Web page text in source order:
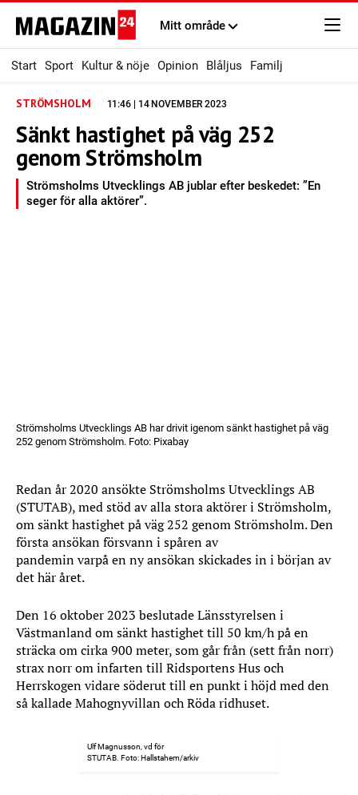
Mitt område
Start Sport Kultur & nöje Opinion Blåljus Familj
STRÖMSHOLM 11:46 | 14 NOVEMBER 2023
Sänkt hastighet på väg 252
genom Strömsholm
Strömsholms Utvecklings AB jublar efter beskedet: ”En
seger för alla aktörer”.
Strömsholms Utvecklings AB har drivit igenom sänkt hastighet på väg
252 genom Strömsholm. Foto: Pixabay
Redan år 2020 ansökte Strömsholms Utvecklings AB
(STUTAB), med stöd av alla stora aktörer i Strömsholm,
om sänkt hastighet på väg 252 genom Strömsholm. Den
första ansökan försvann i spåren av
pandemin varpå en ny ansökan skickades in i början av
det här året.
Den 16 oktober 2023 beslutade Länsstyrelsen i
Västmanland om sänkt hastighet till 50 km/h på en
sträcka om cirka 900 meter, som går från (sett från norr)
strax norr om infarten till Ridsportens Hus och
Herrskogen vidare söderut till en punkt i höjd med den
så kallade Mahognyvillan och Röda ridhuset.
Ulf Magnusson, vd för
STUTAB. Foto: Hallstahem/arkiv